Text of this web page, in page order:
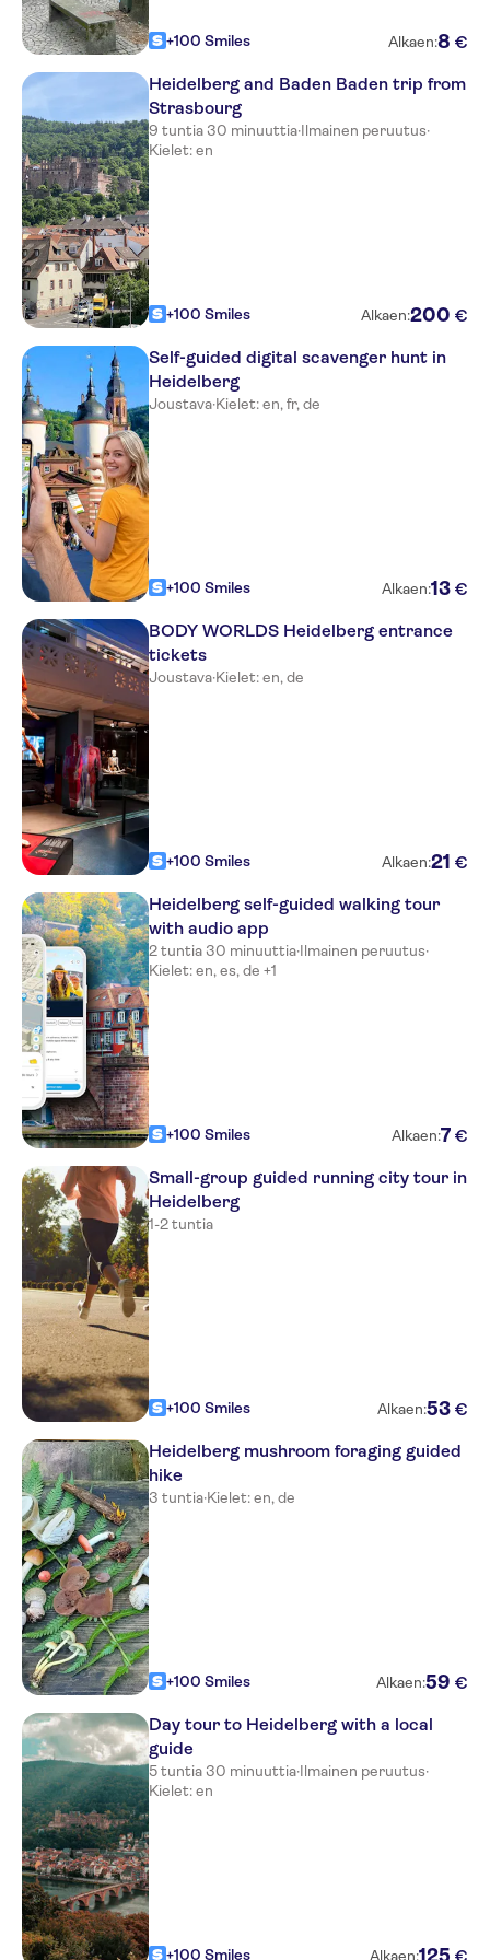
Meßplatz Heidelberg
Bahnhof Mörlenbach
NH Hotel Viernheim
BW Viernheim
NH Weinheim
REWE Weinheim
Riesenfass Bad Dürkheim
+100 Smiles Alkaen:8 €
Heidelberg and Baden Baden trip from
Strasbourg
9 tuntia 30 minuuttia·Ilmainen peruutus·
Kielet: en
+100 Smiles Alkaen:200 €
Self-guided digital scavenger hunt in
Heidelberg
Joustava·Kielet: en, fr, de
+100 Smiles Alkaen:13 €
BODY WORLDS Heidelberg entrance
tickets
Joustava·Kielet: en, de
+100 Smiles Alkaen:21 €
Heidelberg self-guided walking tour
with audio app
2 tuntia 30 minuuttia·Ilmainen peruutus·
Kielet: en, es, de +1
+100 Smiles Alkaen:7 €
Small-group guided running city tour in
Heidelberg
1-2 tuntia
+100 Smiles Alkaen:53 €
Heidelberg mushroom foraging guided
hike
3 tuntia·Kielet: en, de
+100 Smiles Alkaen:59 €
Day tour to Heidelberg with a local
guide
5 tuntia 30 minuuttia·Ilmainen peruutus·
Kielet: en
+100 Smiles Alkaen:125